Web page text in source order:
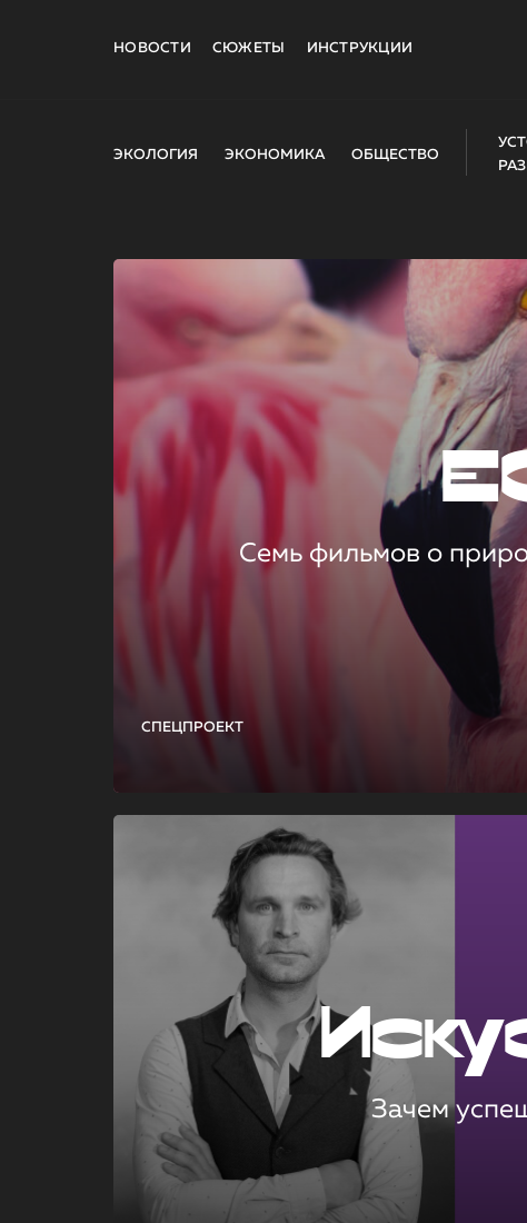
НОВОСТИ СЮЖЕТЫ ИНСТРУКЦИИ
ЭКОЛОГИЯ ЭКОНОМИКА ОБЩЕСТВО
СПЕЦПРОЕКТ
Семь фильмов о
Зачем